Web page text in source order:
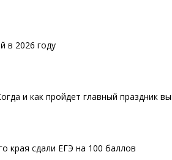
в 2026 году
и как пройдет главный праздник
края сдали ЕГЭ на 100 баллов